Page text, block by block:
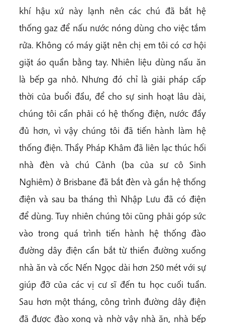
khí hậu xứ này lạnh nên các chú đã bắt hệ
thống gaz để nấu nước nóng dùng cho việc tắm
rửa. Không có máy giặt nên chị em tôi có cơ hội
giặt áo quần bằng tay. Nhiên liệu dùng nấu ăn
là bếp ga nhỏ. Nhưng đó chỉ là giải pháp cấp
thời của buổi đầu, để cho sự sinh hoạt lâu dài,
chúng tôi cần phải có hệ thống điện, nước đầy
đủ hơn, vì vậy chúng tôi đã tiến hành làm hệ
thống điện. Thầy Pháp Khâm đã liên lạc thúc hối
nhà đèn và chú Cảnh (ba của sư cô Sinh
Nghiêm) ở Brisbane đã bắt đèn và gắn hệ thống
điện và sau ba tháng thì Nhập Lưu đã có điện
để dùng. Tuy nhiên chúng tôi cũng phải góp sức
vào trong quá trình tiến hành hệ thống đào
đường dây điện cần bắt từ thiền đường xuống
nhà ăn và cốc Nến Ngọc dài hơn 250 mét với sự
giúp đỡ của các vị cư sĩ đến tu học cuối tuần.
Sau hơn một tháng, công trình đường dây điện
đã được đào xong và nhờ vậy nhà ăn, nhà bếp